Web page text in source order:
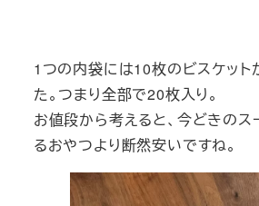
1つの内袋には10枚のビスケット
た。つまり全部で20枚入り。
お値段から考えると、今どきのス
るおやつより断然安いですね。